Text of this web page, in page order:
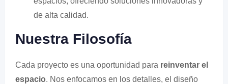
de alta calidad.
Nuestra Filosofía
Cada proyecto es una oportunidad para reinventar el
espacio. Nos enfocamos en los detalles, el diseño